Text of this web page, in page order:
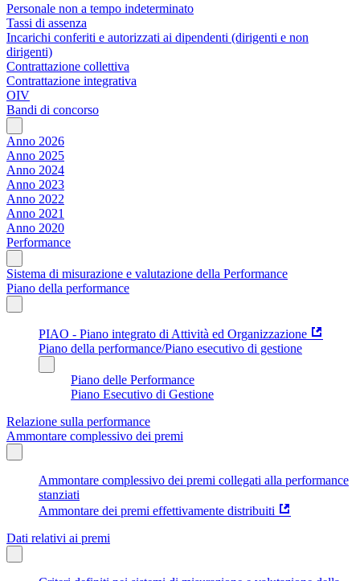
Personale non a tempo indeterminato
Tassi di assenza
Incarichi conferiti e autorizzati ai dipendenti (dirigenti e non
dirigenti)
Contrattazione collettiva
Contrattazione integrativa
OIV
Bandi di concorso
Anno 2026
Anno 2025
Anno 2024
Anno 2023
Anno 2022
Anno 2021
Anno 2020
Performance
Sistema di misurazione e valutazione della Performance
Piano della performance
PIAO - Piano integrato di Attività ed Organizzazione
Piano della performance/Piano esecutivo di gestione
Piano delle Performance
Piano Esecutivo di Gestione
Relazione sulla performance
Ammontare complessivo dei premi
Ammontare complessivo dei premi collegati alla performance
stanziati
Ammontare dei premi effettivamente distribuiti
Dati relativi ai premi